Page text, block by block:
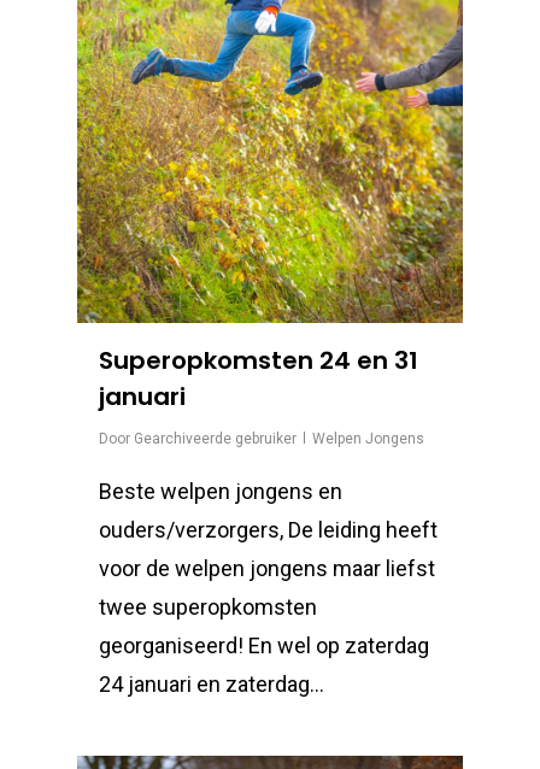
Superopkomsten 24 en 31
januari
Door Gearchiveerde gebruiker Welpen Jongens
Beste welpen jongens en
ouders/verzorgers, De leiding heeft
voor de welpen jongens maar liefst
twee superopkomsten
georganiseerd! En wel op zaterdag
24 januari en zaterdag…